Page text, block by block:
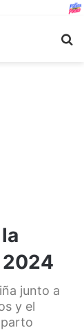
2024
junto a
y el